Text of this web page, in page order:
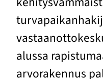
alussa
arvorakennus